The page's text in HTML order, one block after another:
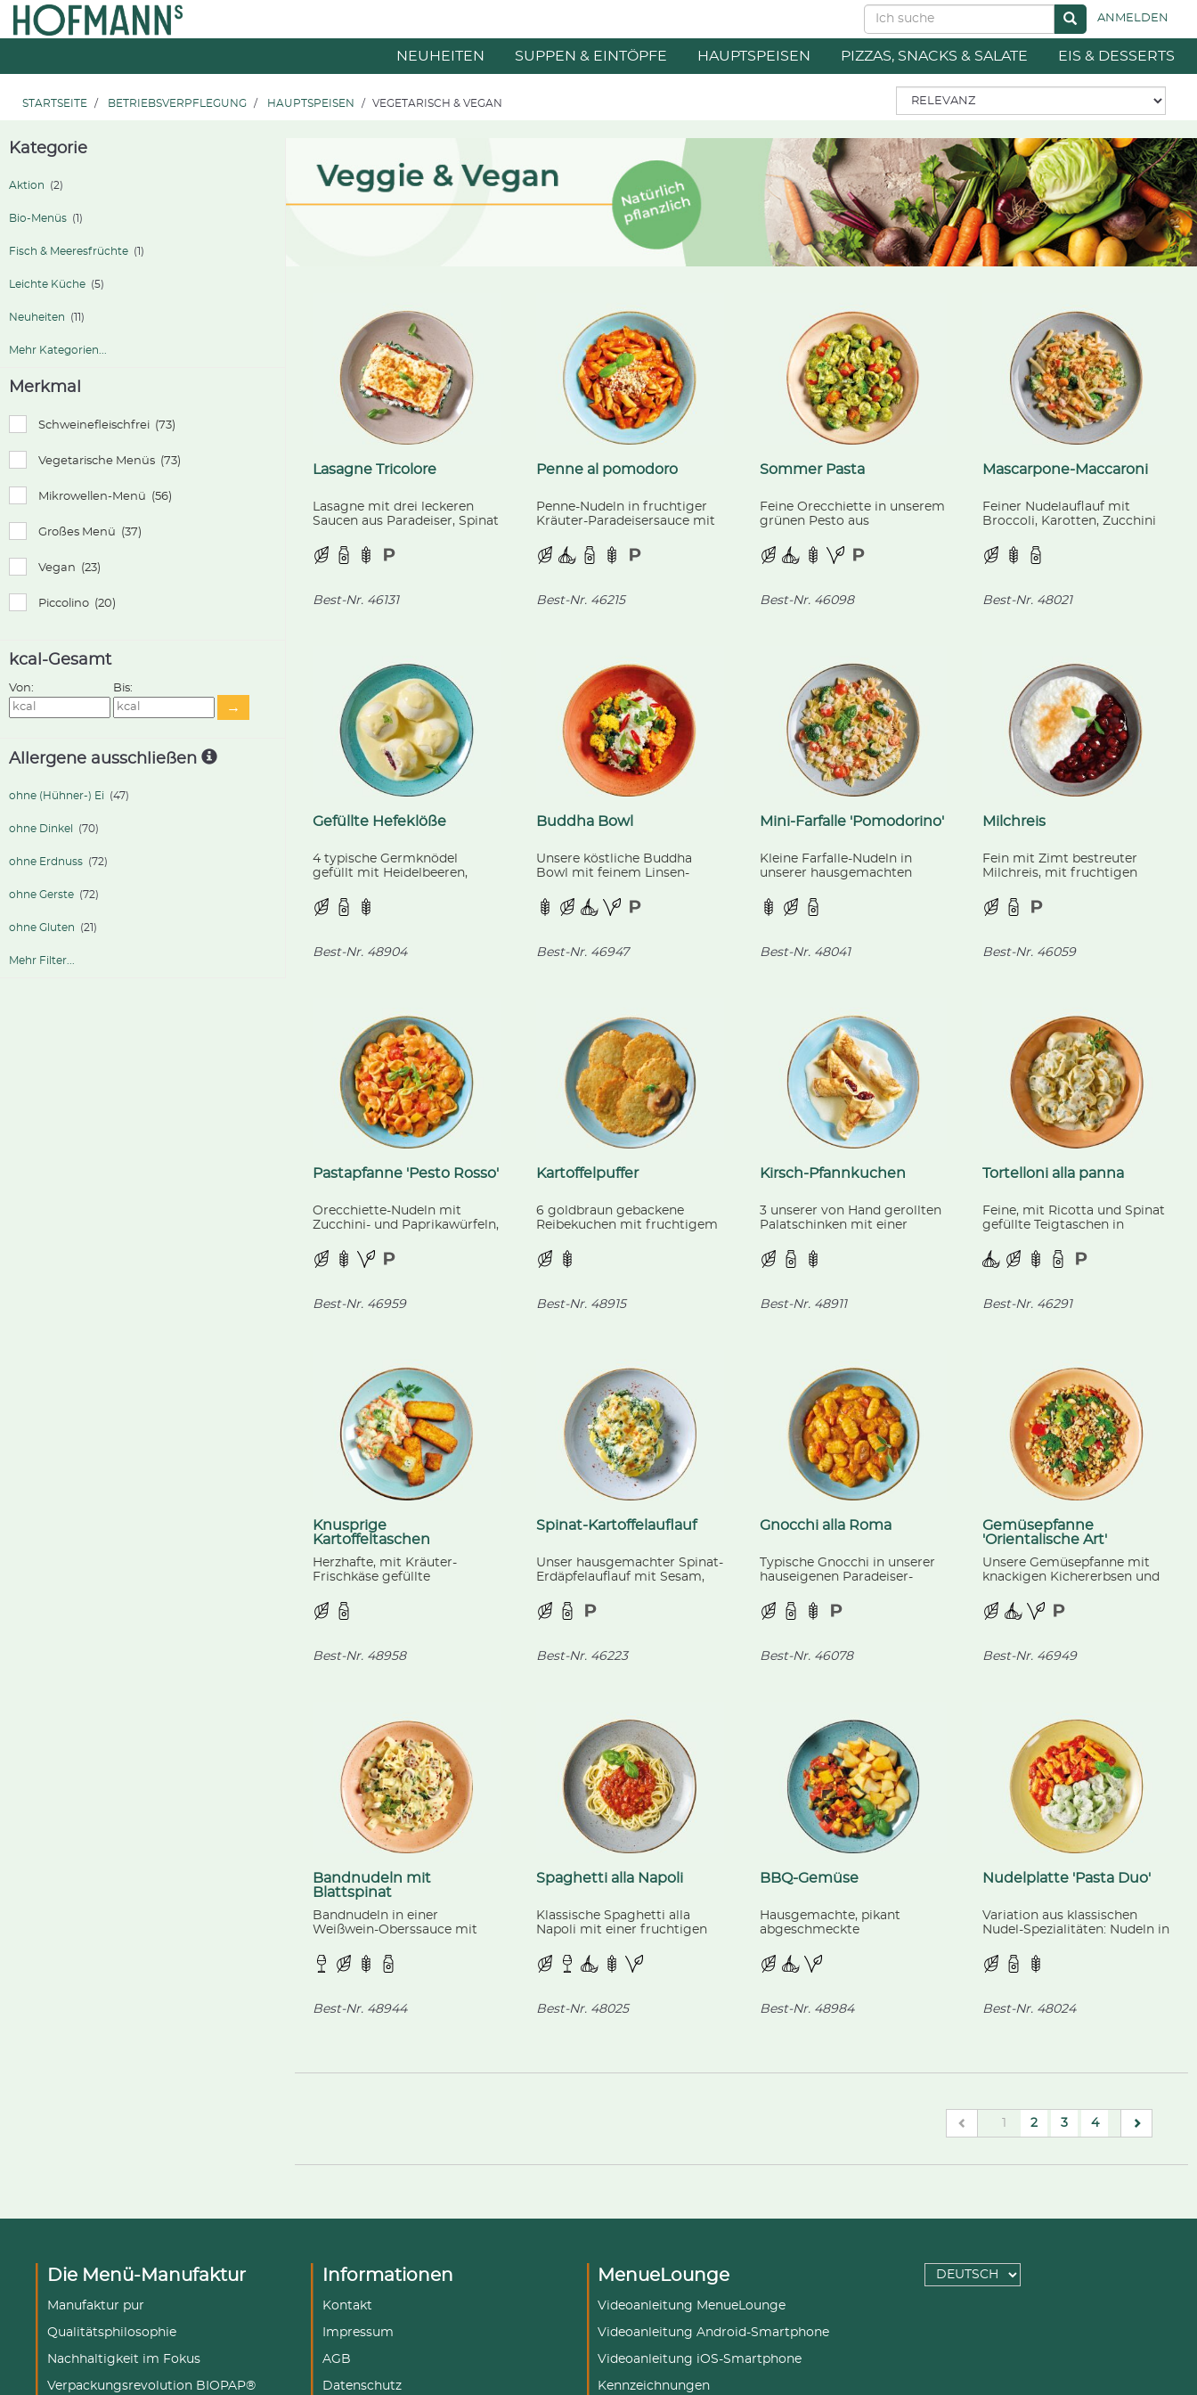
Zum
Inhalt
Zum
Navigationsmenü
ANMELDEN
NEUHEITEN SUPPEN & EINTÖPFE HAUPTSPEISEN PIZZAS, SNACKS & SALATE EIS & DESSERTS
STARTSEITE BETRIEBSVERPFLEGUNG HAUPTSPEISEN VEGETARISCH & VEGAN
Kategorie
Aktion (2)
Bio-Menüs (1)
Fisch & Meeresfrüchte (1)
Leichte Küche (5)
Neuheiten (11)
Mehr Kategorien...
Merkmal
Schweinefleischfrei (73)
Vegetarische Menüs (73)
Mikrowellen-Menü (56)
Großes Menü (37)
Vegan (23)
Piccolino (20)
kcal-Gesamt
Von: Bis:
→
Allergene ausschließen
ohne (Hühner-) Ei (47)
ohne Dinkel (70)
ohne Erdnuss (72)
ohne Gerste (72)
ohne Gluten (21)
Mehr Filter...
Lasagne Tricolore
Lasagne mit drei leckeren
Saucen aus Paradeiser, Spinat
mit würzigem Käse und
Paradeiserwürfeln.
Best-Nr. 46131
Penne al pomodoro
Penne-Nudeln in fruchtiger
Kräuter-Paradeisersauce mit
Best-Nr. 46215
Sommer Pasta
Feine Orecchiette in unserem
grünen Pesto aus
zarten Spargelstücken,
Broccoli und Cherrytomaten.
Best-Nr. 46098
Mascarpone-Maccaroni
Feiner Nudelauflauf mit
Broccoli, Karotten, Zucchini
mildem Gouda-Käse.
Best-Nr. 48021
Gefüllte Hefeklöße
4 typische Germknödel
gefüllt mit Heidelbeeren,
Vanillesauce.
Best-Nr. 48904
Buddha Bowl
Unsere köstliche Buddha
Bowl mit feinem Linsen-
Karfiol und knackigem
Broccoligemüse, scharf
duftender Basmati-Reis.
Best-Nr. 46947
Mini-Farfalle 'Pomodorino'
Kleine Farfalle-Nudeln in
unserer hausgemachten
Cherrytomaten, knackigem
Broccoli und Mozzarella.
Best-Nr. 48041
Milchreis
Fein mit Zimt bestreuter
Milchreis, mit fruchtigen
Best-Nr. 46059
Pastapfanne 'Pesto Rosso'
Orecchiette-Nudeln mit
Zucchini- und Paprikawürfeln,
und Lauchzwiebeln, in rotem
Pesto.
Best-Nr. 46959
Kartoffelpuffer
6 goldbraun gebackene
Reibekuchen mit fruchtigem
beigelegt).
Best-Nr. 48915
Kirsch-Pfannkuchen
3 unserer von Hand gerollten
Palatschinken mit einer
dazu unsere Vanillesauce.
Best-Nr. 48911
Tortelloni alla panna
Feine, mit Ricotta und Spinat
gefüllte Teigtaschen in
Oberssauce, mit einer
Garnitur aus Pinienkernen.
Best-Nr. 46291
Knusprige
Kartoffeltaschen
Herzhafte, mit Kräuter-
Frischkäse gefüllte
dazu unser Rahmgemüse.
Best-Nr. 48958
Spinat-Kartoffelauflauf
Unser hausgemachter Spinat-
Erdäpfelauflauf mit Sesam,
Gouda-Käse.
Best-Nr. 46223
Gnocchi alla Roma
Typische Gnocchi in unserer
hauseigenen Paradeiser-
mit Kirschtomaten.
Best-Nr. 46078
Gemüsepfanne
'Orientalische Art'
Unsere Gemüsepfanne mit
knackigen Kichererbsen und
abgerundet mit
Sonnenblumenkernen,
Best-Nr. 46949
Bandnudeln mit
Blattspinat
Bandnudeln in einer
Weißwein-Oberssauce mit
Lauchzwiebeln, dazu würziger
Gouda-Käse.
Best-Nr. 48944
Spaghetti alla Napoli
Klassische Spaghetti alla
Napoli mit einer fruchtigen
mit Weißwein.
Best-Nr. 48025
BBQ-Gemüse
Hausgemachte, pikant
abgeschmeckte
dazu gebackene Erdäpfel.
Best-Nr. 48984
Nudelplatte 'Pasta Duo'
Variation aus klassischen
Nudel-Spezialitäten: Nudeln in
Paradeisersugo und grüne
Tortellini, gefüllt mit Spinat
Best-Nr. 48024
1(current)
2 3 4
Die Menü-Manufaktur
Manufaktur pur
Qualitätsphilosophie
Nachhaltigkeit im Fokus
Verpackungsrevolution BIOPAP®
Informationen
Kontakt
Impressum
AGB
Datenschutz
MenueLounge
Videoanleitung MenueLounge
Videoanleitung Android-Smartphone
Videoanleitung iOS-Smartphone
Kennzeichnungen
SPRACHE
AUSWÄHLEN